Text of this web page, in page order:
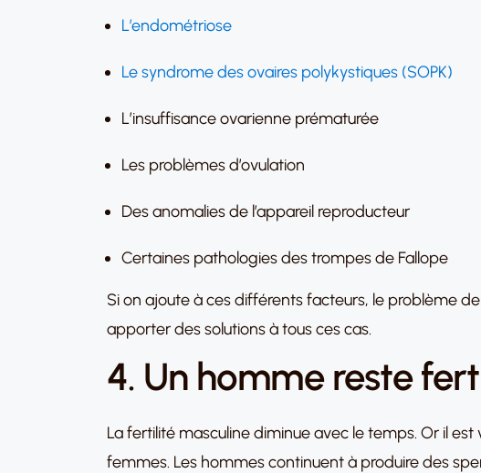
L’endométriose
Le syndrome des ovaires polykystiques (SOPK)
L’insuffisance ovarienne prématurée
Les problèmes d’ovulation
Des anomalies de l’appareil reproducteur
Certaines pathologies des trompes de Fallope
Si on ajoute à ces différents facteurs, le problème
apporter des solutions à tous ces cas.
4. Un homme reste
La fertilité masculine diminue avec le temps. Or il est
femmes. Les hommes continuent à produire des